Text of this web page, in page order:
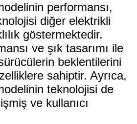
performansı,
diğer elektrikli
göstermektedir.
ve şık tasarımı ile
beklentilerini
sahiptir. Ayrıca,
teknolojisi de
ve kullanıcı